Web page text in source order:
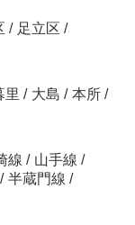
/ 足立区 /
里 / 大島 / 本所 /
線 / 山手線 /
/ 半蔵門線 /